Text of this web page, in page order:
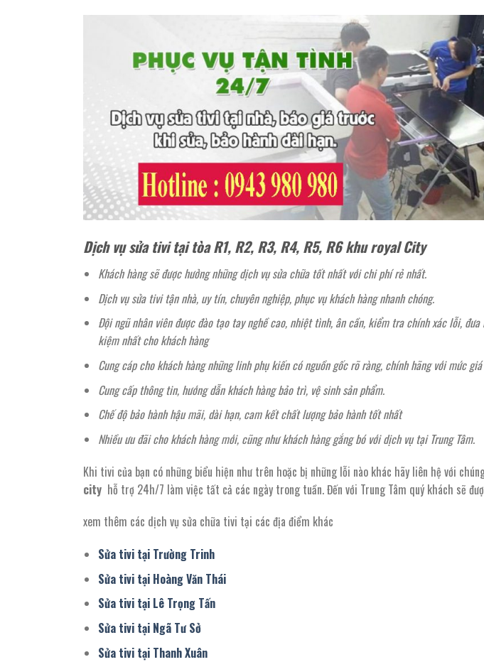
Dịch vụ sửa tivi tại tòa R1, R2, R3, R4, R5, R6 khu royal City
Khách hàng sẽ được hưởng những dịch vụ sửa chữa tốt nhất với chi phí rẻ nhất.
Dịch vụ sửa tivi tận nhà, uy tín, chuyên nghiệp, phục vụ khách hàng nhanh chóng.
Đội ngũ nhân viên được đào tạo tay nghề cao, nhiệt tình, ân cần, kiểm tra chính xác lỗi,
kiệm nhất cho khách hàng
Cung cáp cho khách hàng những linh phụ kiến có nguồn gốc rõ ràng, chính hãng với mức
Cung cấp thông tin, hướng dẫn khách hàng bảo trì, vệ sinh sản phẩm.
Chế độ bảo hành hậu mãi, dài hạn, cam kết chất lượng bảo hành tốt nhất
Nhiều ưu đãi cho khách hàng mới, cũng như khách hàng gắng bó với dịch vụ tại Trung Tâm.
Khi tivi của bạn có những biểu hiện như trên hoặc bị những lỗi nào khác hãy liên hệ với
city hỗ trợ 24h/7 làm việc tất cả các ngày trong tuần. Đến với Trung Tâm quý khách sẽ
xem thêm các dịch vụ sửa chữa tivi tại các địa điểm khác
Sửa tivi tại Trường Trinh
Sửa tivi tại Hoàng Văn Thái
Sửa tivi tại Lê Trọng Tấn
Sửa tivi tại Ngã Tư Sở
Sửa tivi tại Thanh Xuân